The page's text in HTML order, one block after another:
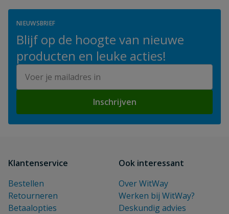
NIEUWSBRIEF
Blijf op de hoogte van nieuwe
producten en leuke acties!
Inschrijven
Klantenservice
Bestellen
Retourneren
Betaalopties
Ook interessant
Over WitWay
Werken bij WitWay?
Deskundig advies